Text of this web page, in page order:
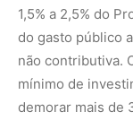
1,5% a 2,5% do
do gasto público
não contributiva.
mínimo de
demorar mais de